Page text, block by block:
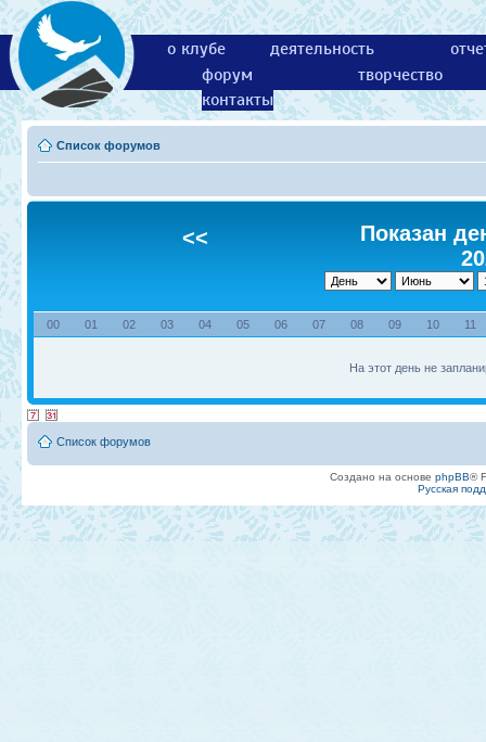
о клубе деятельность
форум
творчество
контакты
Список форумов
<<
Показан
00 01 02 03 04 05 06 07 08 09 10 11
На этот день не
Список форумов
Создано на основе phpBB®
Русская